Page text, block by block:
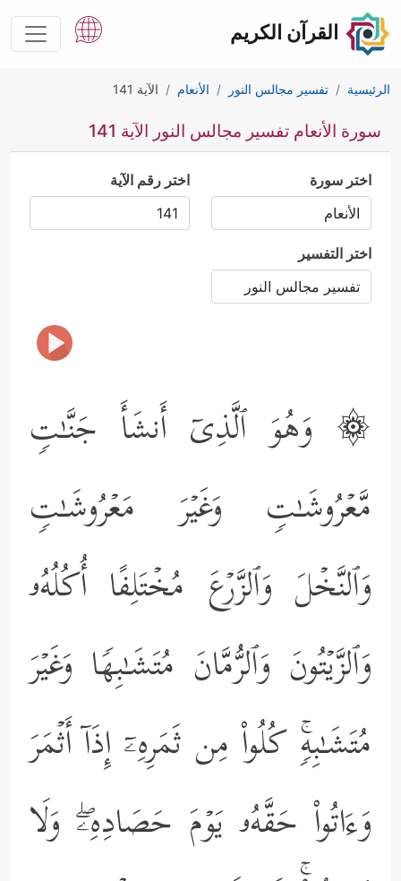
القرآن الكريم
الرئيسية تفسير مجالس النور الأنعام الآية 141
سورة الأنعام تفسير مجالس النور الآية 141
اختر سورة اختر رقم الآية
اختر التفسير
۞ وَهُوَ ٱلَّذِیۤ أَنشَأَ جَنَّـٰتࣲ
مَّعۡرُوشَـٰتࣲ وَغَیۡرَ مَعۡرُوشَـٰتࣲ
وَٱلنَّخۡلَ وَٱلزَّرۡعَ مُخۡتَلِفًا أُكُلُهُۥ
وَٱلزَّیۡتُونَ وَٱلرُّمَّانَ مُتَشَـٰبِهࣰا وَغَیۡرَ
مُتَشَـٰبِهࣲۚ كُلُواْ مِن ثَمَرِهِۦۤ إِذَاۤ أَثۡمَرَ
وَءَاتُواْ حَقَّهُۥ یَوۡمَ حَصَادِهِۦۖ وَلَا